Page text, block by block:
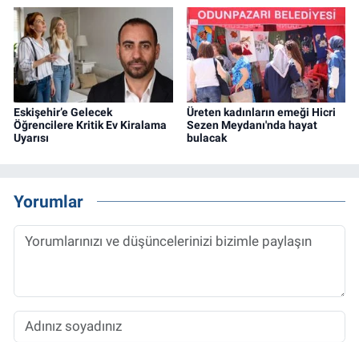
Eskişehir’e Gelecek
Öğrencilere Kritik Ev Kiralama
Uyarısı
Üreten kadınların emeği Hicri
Sezen Meydanı'nda hayat
bulacak
Yorumlar